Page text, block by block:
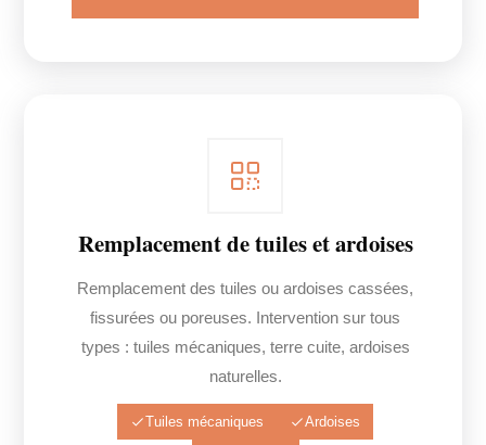
Remplacement de tuiles et ardoises
Remplacement des tuiles ou ardoises cassées,
fissurées ou poreuses. Intervention sur tous
types : tuiles mécaniques, terre cuite, ardoises
naturelles.
Tuiles mécaniques Ardoises